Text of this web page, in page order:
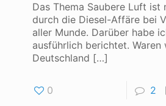
Das Thema Saubere Luft ist
durch die Diesel-Affäre bei
aller Munde. Darüber habe
ausführlich berichtet. Waren
Deutschland […]
0 2